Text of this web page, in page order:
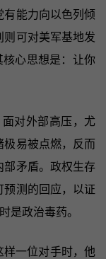
有能力向以色列倾
则可对美军基地发
核心思想是：让你
对外部高压，尤
极易被点燃，反而
部矛盾。政权生存
预测的回应，以证
是政治毒药。
样一位对手时，他